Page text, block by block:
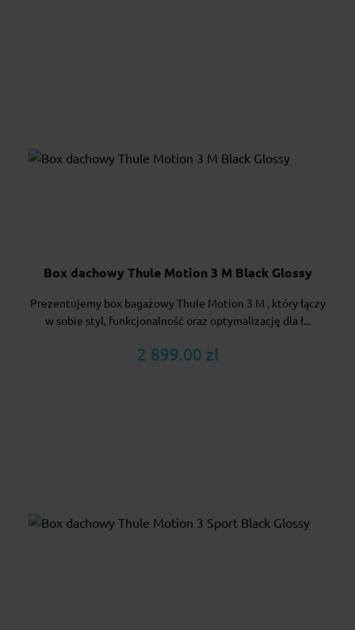
Box dachowy Thule Motion 3 M Black Glossy
Prezentujemy box bagażowy Thule Motion 3 M , który łączy
w sobie styl, funkcjonalność oraz optymalizację dla ł...
2 899.00 zł